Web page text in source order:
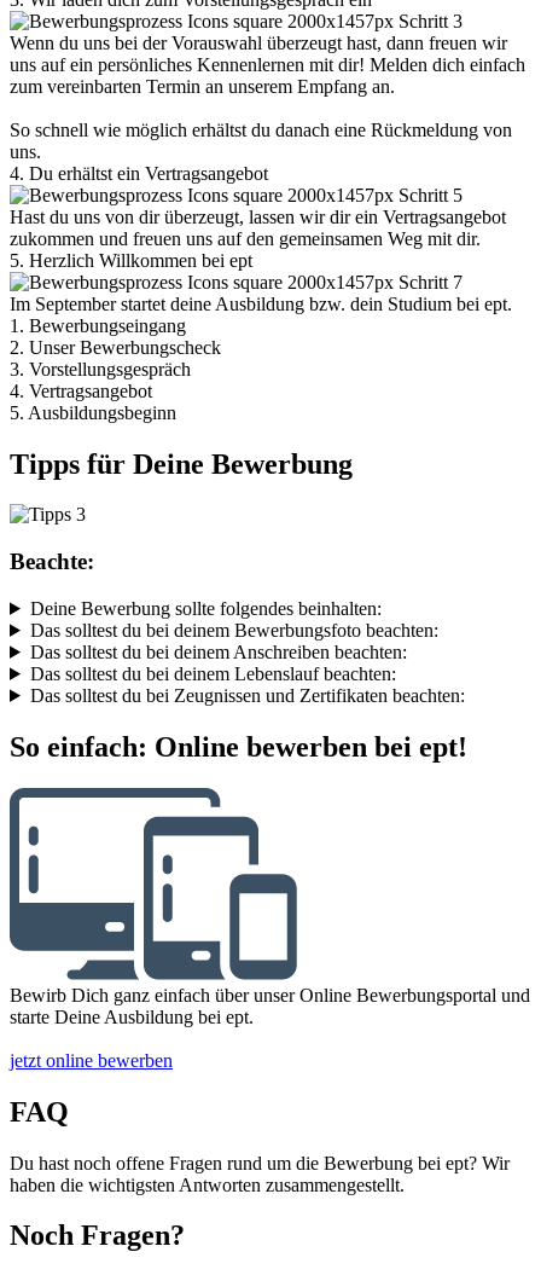
Wenn du uns bei der Vorauswahl überzeugt hast, dann freuen wir
uns auf ein persönliches Kennenlernen mit dir! Melden dich einfach
zum vereinbarten Termin an unserem Empfang an.
So schnell wie möglich erhältst du danach eine Rückmeldung von
uns.
4. Du erhältst ein Vertragsangebot
Hast du uns von dir überzeugt, lassen wir dir ein Vertragsangebot
zukommen und freuen uns auf den gemeinsamen Weg mit dir.
5. Herzlich Willkommen bei ept
Im September startet deine Ausbildung bzw. dein Studium bei ept.
1. Bewerbungseingang
2. Unser Bewerbungscheck
3. Vorstellungsgespräch
4. Vertragsangebot
5. Ausbildungsbeginn
Tipps für Deine Bewerbung
Beachte:
Deine Bewerbung sollte folgendes beinhalten:
Das solltest du bei deinem Bewerbungsfoto beachten:
Das solltest du bei deinem Anschreiben beachten:
Das solltest du bei deinem Lebenslauf beachten:
Das solltest du bei Zeugnissen und Zertifikaten beachten:
So einfach: Online bewerben bei ept!
Bewirb Dich ganz einfach über unser Online Bewerbungsportal und
starte Deine Ausbildung bei ept.
jetzt online bewerben
FAQ
Du hast noch offene Fragen rund um die Bewerbung bei ept? Wir
haben die wichtigsten Antworten zusammengestellt.
Noch Fragen?